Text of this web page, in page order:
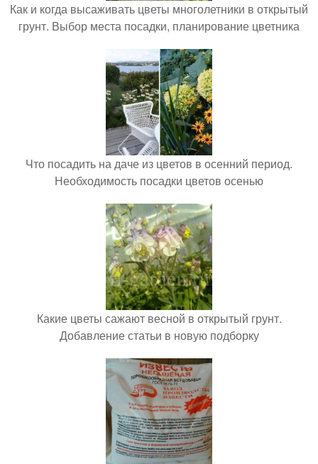
Как и когда высаживать цветы многолетники в открытый
грунт. Выбор места посадки, планирование цветника
Что посадить на даче из цветов в осенний период.
Необходимость посадки цветов осенью
Какие цветы сажают весной в открытый грунт.
Добавление статьи в новую подборку